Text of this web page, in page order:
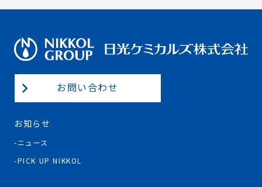
お問い合わせ
お知らせ
ニュース
PICK UP NIKKOL